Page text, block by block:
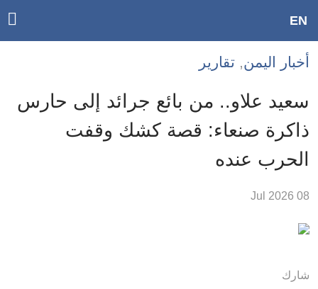
Accessibility
الرئيسي
الأقسام
Skip
to
EN
أخبار اليمن, تقارير
سعيد علاو.. من بائع جرائد إلى حارس
ذاكرة صنعاء: قصة كشك وقفت
الحرب عنده
08 Jul 2026
شارك